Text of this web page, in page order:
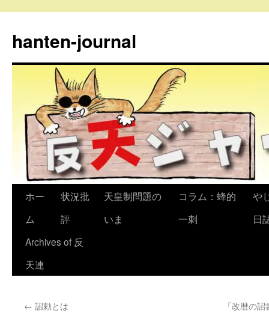
テ
ン
hanten-journal
ホー
ム
状況批
評
天皇制問題の
いま
コラム：蜂的
一刺
や
日
Archives of 反
天連
← 詔勅とは 「改暦の